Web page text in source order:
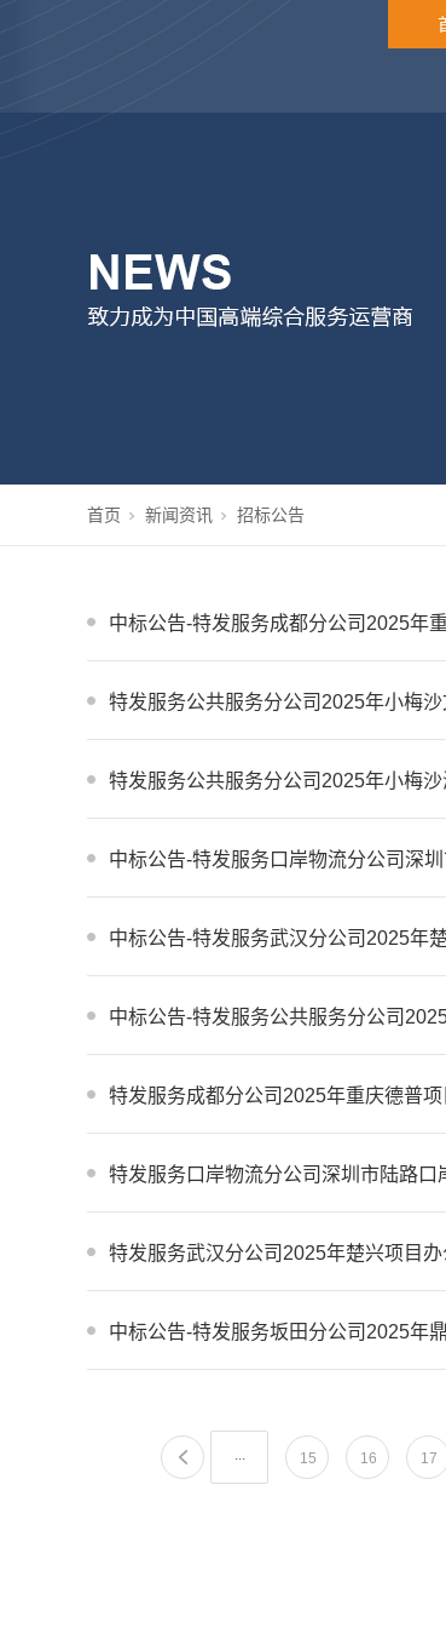
首页 新闻资讯 招标公告
中标公告-特发服务成都分公司2025年
特发服务公共服务分公司2025年小梅
特发服务公共服务分公司2025年小梅
中标公告-特发服务口岸物流分公司深
中标公告-特发服务武汉分公司2025年
中标公告-特发服务公共服务分公司
特发服务成都分公司2025年重庆德普
特发服务口岸物流分公司深圳市陆路
特发服务武汉分公司2025年楚兴项目
中标公告-特发服务坂田分公司2025年
... 15 16 17